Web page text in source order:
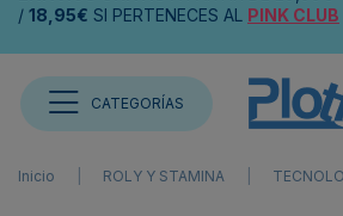
/ 18,95€ SI PERTENECES AL PINK CLUB
CATEGORÍAS
Inicio ROLY Y STAMINA